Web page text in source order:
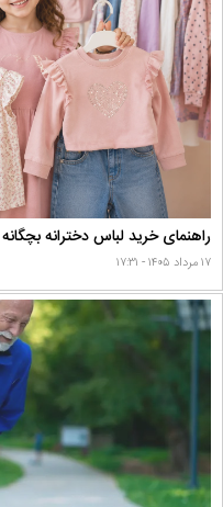
راهنمای خرید لباس دخترانه بچگانه
۱۷ مرداد ۱۴۰۵ - ۱۷:۳۱